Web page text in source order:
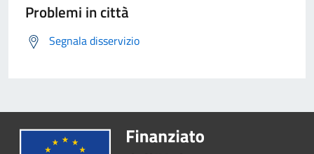
Problemi in città
Segnala disservizio